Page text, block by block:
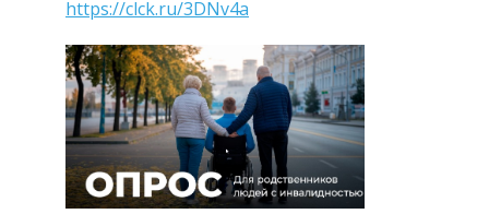
https://clck.ru/3DNv4a